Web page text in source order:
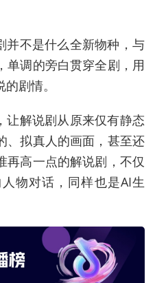
并不是什么全新物种，与
单调的旁白贯穿全剧，用
剧情。
让解说剧从原来仅有静态
、拟真人的画面，甚至还
再高一点的解说剧，不仅
物对话，同样也是AI生